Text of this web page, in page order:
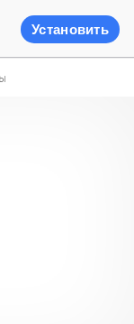
Установить